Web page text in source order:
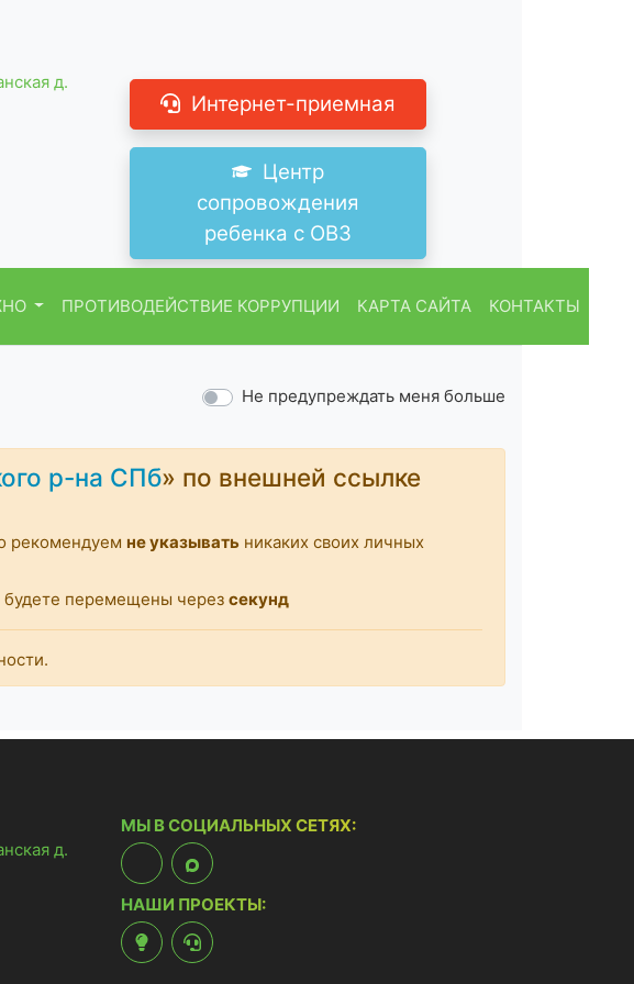
д.
Интернет-приемная
Центр
сопровождения
ребенка с ОВЗ
ПРОТИВОДЕЙСТВИЕ КОРРУПЦИИ КАРТА САЙТА КОНТАКТЫ
Не предупреждать меня больше
р-на СПб» по внешней ссылке
рекомендуем не указывать никаких своих личных
будете перемещены через секунд
д.
МЫ В СОЦИАЛЬНЫХ СЕТЯХ:
НАШИ ПРОЕКТЫ: